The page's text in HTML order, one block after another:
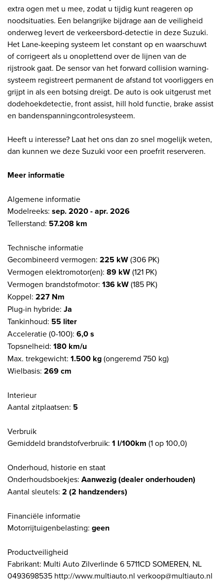
extra ogen met u mee, zodat u tijdig kunt reageren op
noodsituaties. Een belangrijke bijdrage aan de veiligheid
onderweg levert de verkeersbord-detectie in deze Suzuki.
Het Lane-keeping systeem let constant op en waarschuwt
of corrigeert als u onoplettend over de lijnen van de
rijstrook gaat. De sensor van het forward collision warning-
systeem registreert permanent de afstand tot voorliggers en
grijpt in als een botsing dreigt. De auto is ook uitgerust met
dodehoekdetectie, front assist, hill hold functie, brake assist
en bandenspanningcontrolesysteem.
Heeft u interesse? Laat het ons dan zo snel mogelijk weten,
dan kunnen we deze Suzuki voor een proefrit reserveren.
Meer informatie
Algemene informatie
Modelreeks: sep. 2020 - apr. 2026
Tellerstand: 57.208 km
Technische informatie
Gecombineerd vermogen: 225 kW(306 PK)
Vermogen elektromotor(en): 89 kW(121 PK)
Vermogen brandstofmotor: 136 kW(185 PK)
Koppel: 227 Nm
Plug-in hybride: Ja
Tankinhoud: 55 liter
Acceleratie (0-100): 6,0 s
Topsnelheid: 180 km/u
Max. trekgewicht: 1.500 kg(ongeremd 750 kg)
Wielbasis: 269 cm
Interieur
Aantal zitplaatsen: 5
Verbruik
Gemiddeld brandstofverbruik: 1 l/100km (1 op 100,0)
Onderhoud, historie en staat
Onderhoudsboekjes: Aanwezig (dealer onderhouden)
Aantal sleutels: 2 (2 handzenders)
Financiële informatie
Motorrijtuigenbelasting: geen
Productveiligheid
Fabrikant: Multi Auto Zilverlinde 6 5711CD SOMEREN, NL
0493698535 http://www.multiauto.nl verkoop@multiauto.nl